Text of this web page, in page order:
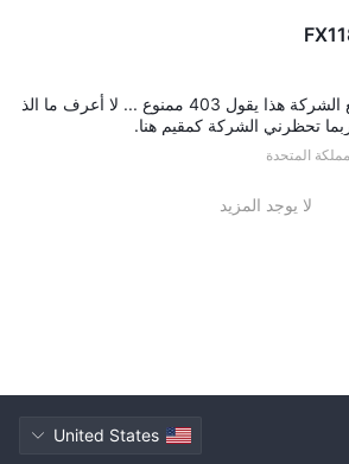
عندما أفتح موقع الشركة هذا يقول 403 ممنوع ... لا أعرف ما الذ
تحظرني الشركة كمقيم هنا.
المتحدة
لا يوجد المزيد
United States